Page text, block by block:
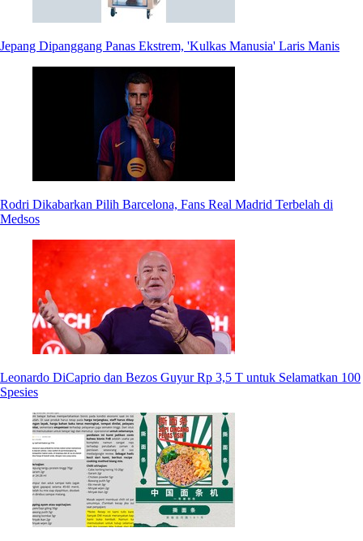
Jepang Dipanggang Panas Ekstrem, 'Kulkas Manusia' Laris Manis
Rodri Dikabarkan Pilih Barcelona, Fans Real Madrid Terbelah di
Medsos
Leonardo DiCaprio dan Bezos Guyur Rp 3,5 T untuk Selamatkan 100
Spesies